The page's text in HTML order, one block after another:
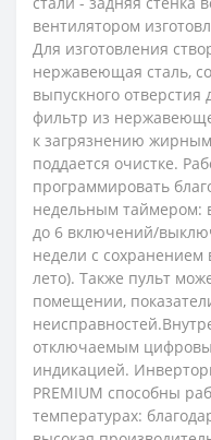
вентилятором
Для изготовления
нержавеющая сталь,
выпускного
фильтр из
к загрязнению
поддается очистке.
программировать
недельным таймером:
до 6 включений/
недели с
лето). Также пульт
помещении,
отключаемым
индикацией.
PREMIUM способны
температурах: